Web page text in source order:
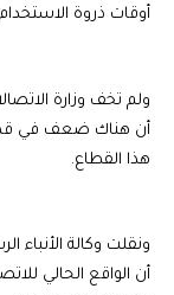
أوقات ذروة
ولم تخف وزارة
أن هناك ضعف في
هذا القطاع.
ونقلت وكالة
أن الواقع الحالي